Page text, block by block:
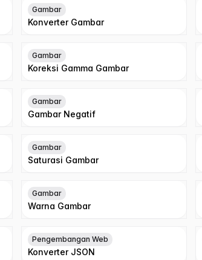
Gambar
Konverter Gambar
Gambar
Koreksi Gamma Gambar
Gambar
Gambar Negatif
Gambar
Saturasi Gambar
Gambar
Warna Gambar
Pengembangan Web
Konverter JSON